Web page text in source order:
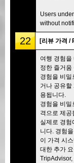
Users
without
22 [리뷰 가격 /
여행 경험을
정한 즐거움
경험을 비
거나 공유할
용됩니다.
경험을 비밀
격으로 제공
실제로 경험
니다. 경험
이 가격 시
대한 추가